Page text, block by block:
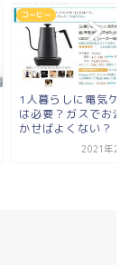
コーヒー
1人暮らしに電気ケ
は必要？ガスでお湯
かせばよくない？
2021年2